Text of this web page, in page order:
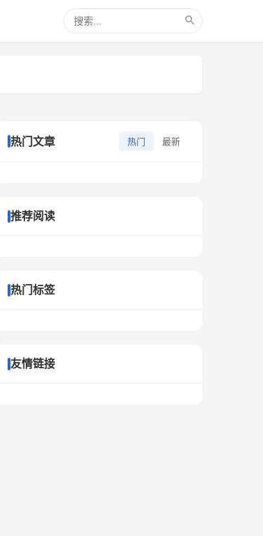
热门文章 热门 最新
推荐阅读
热门标签
友情链接